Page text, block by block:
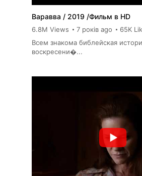
Варавва / 2019 /Фильм в HD
6.8M Views 7 років ago
65K
Всем знакома библейская
воскресени�...